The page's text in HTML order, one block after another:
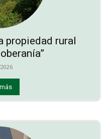
propiedad rural